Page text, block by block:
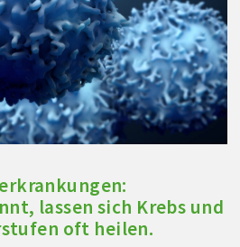
lassen sich Krebs und
oft heilen.